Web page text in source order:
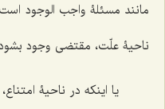
مانند مسئلۀ واجب الوجود
ناحیۀ علّت، مقتضی وجود
یا اینکه در ناحیۀ